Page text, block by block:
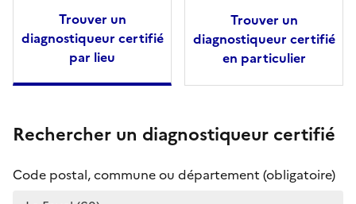
Trouver un
diagnostiqueur certifié
par lieu
Trouver un
diagnostiqueur certifié
en particulier
Rechercher un diagnostiqueur certifié
Code postal, commune ou département (obligatoire)